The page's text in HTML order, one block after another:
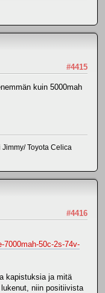
#4415
kuin 5000mah
Toyota Celica
#4416
7000mah-50c-2s-74v-
kapistuksia ja mitä
niin positiivista